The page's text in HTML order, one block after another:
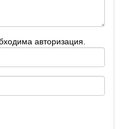
авторизация.